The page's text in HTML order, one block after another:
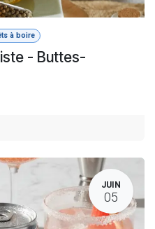
à boire
- Buttes-
JUIN
05